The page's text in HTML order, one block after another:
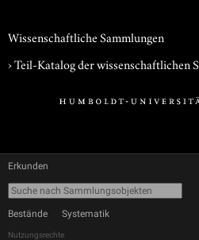
Wissenschaftliche Sammlungen
› Teil-Katalog der wissenschaftlichen
Erkunden
Bestände Systematik
Nutzungsrechte